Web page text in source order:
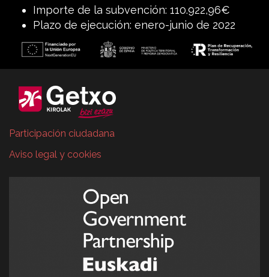
Importe de la subvención: 110.922,96€
Plazo de ejecución: enero-junio de 2022
Participación ciudadana
Aviso legal y cookies